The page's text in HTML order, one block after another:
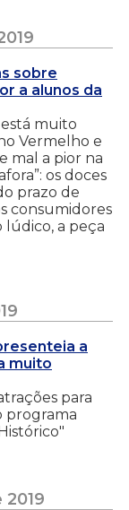
sobre
a alunos da
muito
Vermelho e
mal a pior na
os doces
prazo de
consumidores
lúdico, a peça
a
muito
para
programa